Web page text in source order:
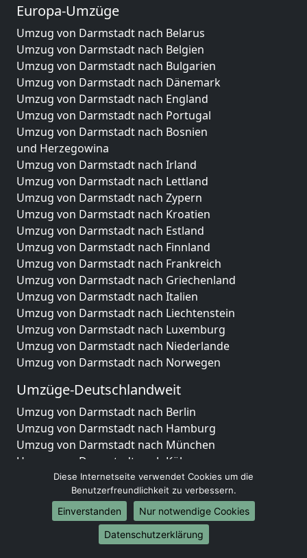
Europa-Umzüge
Umzug von Darmstadt nach Belarus
Umzug von Darmstadt nach Belgien
Umzug von Darmstadt nach Bulgarien
Umzug von Darmstadt nach Dänemark
Umzug von Darmstadt nach England
Umzug von Darmstadt nach Portugal
Umzug von Darmstadt nach Bosnien
und Herzegowina
Umzug von Darmstadt nach Irland
Umzug von Darmstadt nach Lettland
Umzug von Darmstadt nach Zypern
Umzug von Darmstadt nach Kroatien
Umzug von Darmstadt nach Estland
Umzug von Darmstadt nach Finnland
Umzug von Darmstadt nach Frankreich
Umzug von Darmstadt nach Griechenland
Umzug von Darmstadt nach Italien
Umzug von Darmstadt nach Liechtenstein
Umzug von Darmstadt nach Luxemburg
Umzug von Darmstadt nach Niederlande
Umzug von Darmstadt nach Norwegen
Umzüge-Deutschlandweit
Umzug von Darmstadt nach Berlin
Umzug von Darmstadt nach Hamburg
Umzug von Darmstadt nach München
Umzug von Darmstadt nach Köln
Umzug von Darmstadt nach Frankfurt am Main
Umzug von Darmstadt nach Stuttgart
Umzug von Darmstadt nach Düsseldorf
Umzug von Darmstadt nach Leipzig
Umzug von Darmstadt nach Dortmund
Diese Internetseite verwendet Cookies um die
Benutzerfreundlichkeit zu verbessern.
Einverstanden
Nur notwendige Cookies
Datenschutzerklärung